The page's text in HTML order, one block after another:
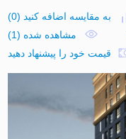
به مقایسه اضافه کنید (
0
)
مشاهده شده (1)
قیمت خود را پیشنهاد دهید